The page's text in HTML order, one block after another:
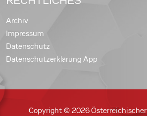
Archiv
Impressum
Datenschutz
Datenschutzerklärung App
Copyright © 2026